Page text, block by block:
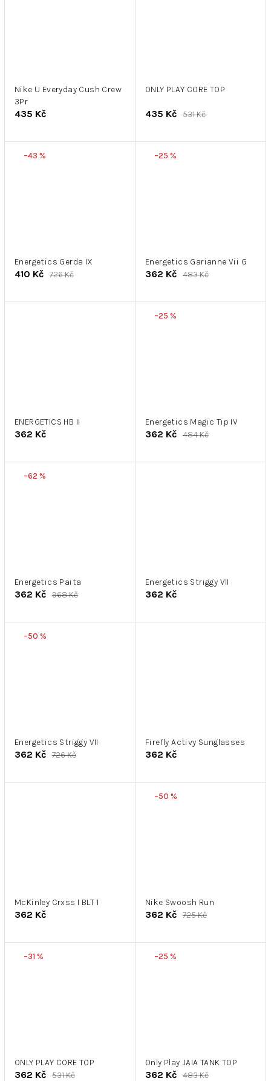
Nike U Everyday Cush Crew
3Pr
435 Kč
ONLY PLAY CORE TOP
435 Kč 531 Kč
–43 %
Energetics Gerda IX
410 Kč 726 Kč
–25 %
Energetics Garianne Vii G
362 Kč 483 Kč
ENERGETICS HB II
362 Kč
–25 %
Energetics Magic Tip IV
362 Kč 484 Kč
–62 %
Energetics Paita
362 Kč 968 Kč
Energetics Striggy VII
362 Kč
–50 %
Energetics Striggy VII
362 Kč 726 Kč
Firefly Activy Sunglasses
362 Kč
McKinley Crxss I BLT 1
362 Kč
–50 %
Nike Swoosh Run
362 Kč 725 Kč
–31 %
ONLY PLAY CORE TOP
362 Kč 531 Kč
–25 %
Only Play JAIA TANK TOP
362 Kč 483 Kč